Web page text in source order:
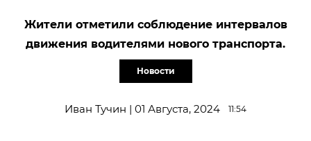
Жители отметили соблюдение интервалов
движения водителями нового транспорта.
Новости
Иван Тучин | 01 Августа, 2024 11:54